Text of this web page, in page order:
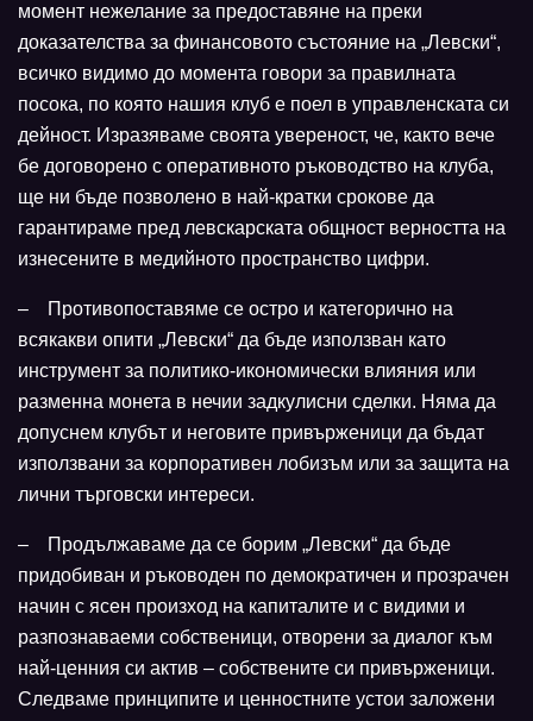
момент нежелание за предоставяне на преки
доказателства за финансовото състояние на „Левски“,
всичко видимо до момента говори за правилната
посока, по която нашия клуб е поел в управленската си
дейност. Изразяваме своята увереност, че, както вече
бе договорено с оперативното ръководство на клуба,
ще ни бъде позволено в най-кратки срокове да
гарантираме пред левскарската общност верността на
изнесените в медийното пространство цифри.
– Противопоставяме се остро и категорично на
всякакви опити „Левски“ да бъде използван като
инструмент за политико-икономически влияния или
разменна монета в нечии задкулисни сделки. Няма да
допуснем клубът и неговите привърженици да бъдат
използвани за корпоративен лобизъм или за защита на
лични търговски интереси.
– Продължаваме да се борим „Левски“ да бъде
придобиван и ръководен по демократичен и прозрачен
начин с ясен произход на капиталите и с видими и
разпознаваеми собственици, отворени за диалог към
най-ценния си актив – собствените си привърженици.
Следваме принципите и ценностните устои заложени